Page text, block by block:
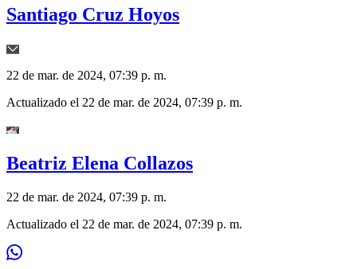
Santiago Cruz Hoyos
22 de mar. de 2024, 07:39 p. m.
Actualizado el 22 de mar. de 2024, 07:39 p. m.
Beatriz Elena Collazos
22 de mar. de 2024, 07:39 p. m.
Actualizado el 22 de mar. de 2024, 07:39 p. m.